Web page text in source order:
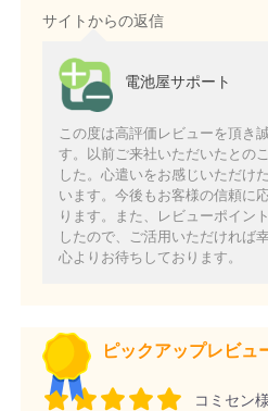
サイトからの返信
電池屋サポート
この度は高評価レビューを頂き
す。以前ご来社いただいたとの
した。心遣いをお感じいただけ
います。今後もお客様の信頼に
ります。また、レビューポイン
したので、ご活用いただければ
心よりお待ちしております。
ピックアップレビュ
コミセン様